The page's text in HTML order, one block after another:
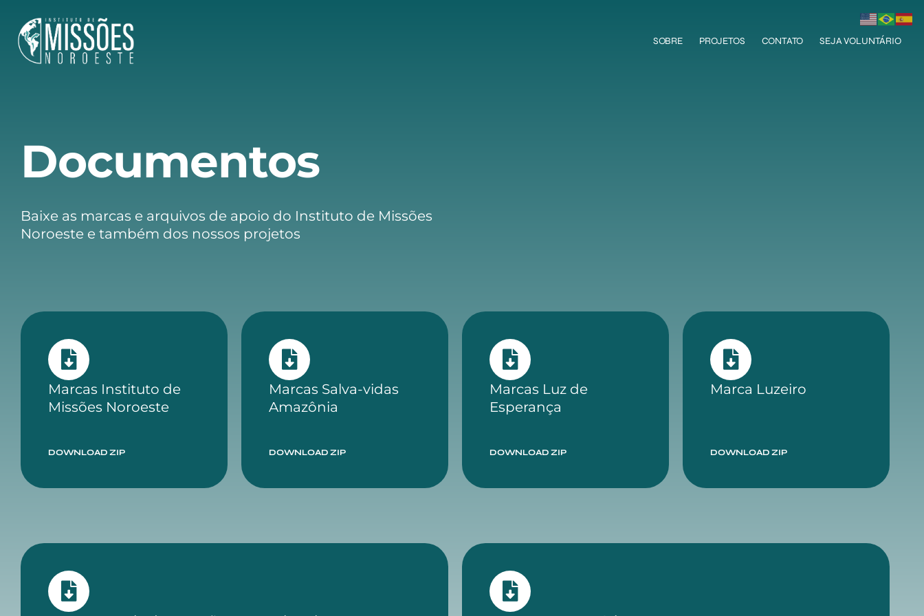
SOBRE PROJETOS CONTATO SEJA VOLUNTÁRIO
Documentos
Baixe as marcas e arquivos de apoio do Instituto de Missões
Noroeste e também dos nossos projetos
Marcas Instituto de
Missões Noroeste
DOWNLOAD ZIP
Marcas Salva-vidas
Amazônia
DOWNLOAD ZIP
Marcas Luz de
Esperança
DOWNLOAD ZIP
Marca Luzeiro
DOWNLOAD ZIP